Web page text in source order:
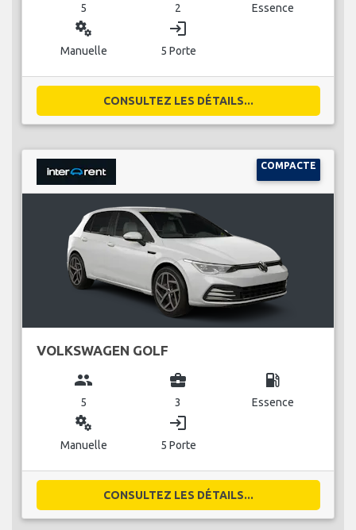
5 2 Essence
miscellaneous_services
Manuelle
login
5 Porte
CONSULTEZ LES DÉTAILS...
COMPACTE
VOLKSWAGEN GOLF
group
5
business_center
3
local_gas_station
Essence
miscellaneous_services
Manuelle
login
5 Porte
CONSULTEZ LES DÉTAILS...